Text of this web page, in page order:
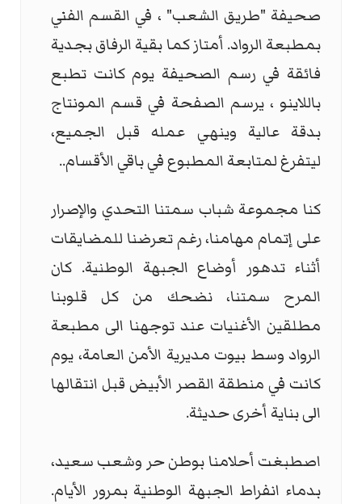
صحيفة "طريق الشعب" ، في القسم الفني
بمطبعة الرواد. أمتاز كما بقية الرفاق بجدية
فائقة في رسم الصحيفة يوم كانت تطبع
باللاينو ، يرسم الصفحة في قسم المونتاج
بدقة عالية وينهي عمله قبل الجميع،
ليتفرغ لمتابعة المطبوع في باقي الأقسام..
كنا مجموعة شباب سمتنا التحدي والإصرار
على إتمام مهامنا، رغم تعرضنا للمضايقات
أثناء تدهور أوضاع الجبهة الوطنية. كان
المرح سمتنا، نضحك من كل قلوبنا
مطلقين الأغنيات عند توجهنا الى مطبعة
الرواد وسط بيوت مديرية الأمن العامة، يوم
كانت في منطقة القصر الأبيض قبل انتقالها
الى بناية أخرى حديثة.
اصطبغت أحلامنا بوطن حر وشعب سعيد،
بدماء انفراط الجبهة الوطنية بمرور الأيام.